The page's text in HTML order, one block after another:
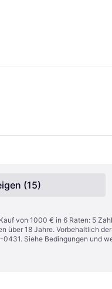
Alle anzeigen (15)
von 1000 € in 6 Raten: 5
über 18 Jahre. Vorbehaltlich
Siehe Bedingungen und